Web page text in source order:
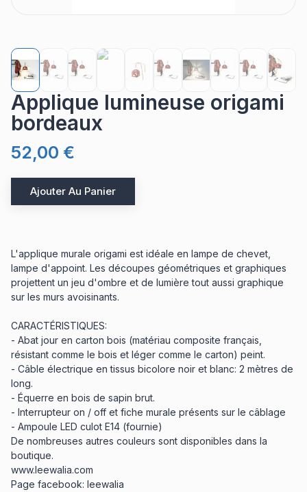
Applique lumineuse origami
bordeaux
52,00 €
Ajouter Au Panier
L'applique murale origami est idéale en lampe de chevet,
lampe d'appoint. Les découpes géométriques et graphiques
projettent un jeu d'ombre et de lumière tout aussi graphique
sur les murs avoisinants.
CARACTÉRISTIQUES:
- Abat jour en carton bois (matériau composite français,
résistant comme le bois et léger comme le carton) peint.
- Câble électrique en tissus bicolore noir et blanc: 2 mètres de
long.
- Équerre en bois de sapin brut.
- Interrupteur on / off et fiche murale présents sur le câblage
- Ampoule LED culot E14 (fournie)
De nombreuses autres couleurs sont disponibles dans la
boutique.
www.leewalia.com
Page facebook: leewalia